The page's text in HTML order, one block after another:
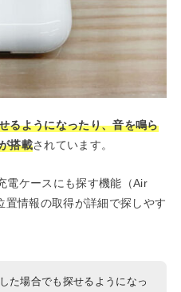
るようになったり、音を鳴ら
搭載されています。
電ケースにも探す機能（Air
情報の取得が詳細で探しやす
た場合でも探せるようになっ